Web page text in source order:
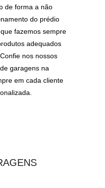
de forma a não
do prédio
fazemos sempre
adequados
nos nossos
garagens na
em cada cliente